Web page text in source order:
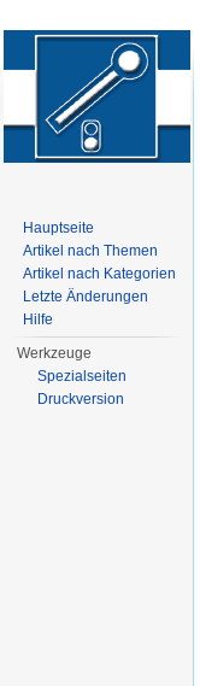
Hauptseite
Artikel nach Themen
Artikel nach Kategorien
Letzte Änderungen
Hilfe
Werkzeuge
Spezialseiten
Druckversion